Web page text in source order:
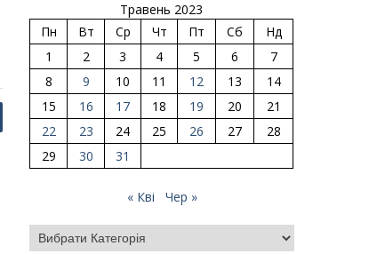
Травень 2023
Пн
Вт Ср Чт Пт Сб
Нд
1
2 3 4 5 6
7
8
9 10 11 12 13
14
15
16 17 18 19 20
21
22
23 24 25 26 27
28
29
30 31
« Кві Чер »
Категорії